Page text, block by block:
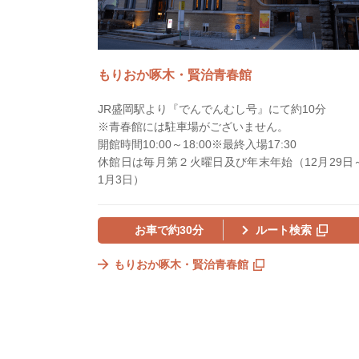
もりおか啄木・賢治青春館
JR盛岡駅より『でんでんむし号』にて約10分
※青春館には駐車場がございません。
開館時間10:00～18:00※最終入場17:30
休館日は毎月第２火曜日及び年末年始（12月29日
1月3日）
お車で約30分 ルート検索
もりおか啄木・賢治青春館